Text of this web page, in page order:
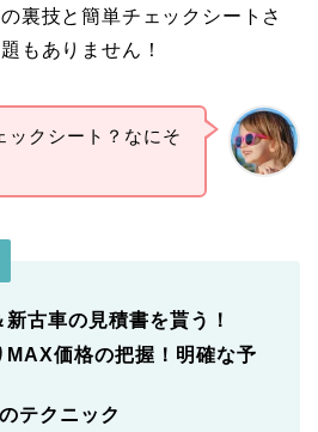
裏技と簡単チェックシートさ
もありません！
ックシート？なにそ
古車の見積書を貰う！
MAX価格の把握！明確な予
テクニック